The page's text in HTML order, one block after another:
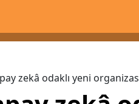
zekâ odaklı yeni